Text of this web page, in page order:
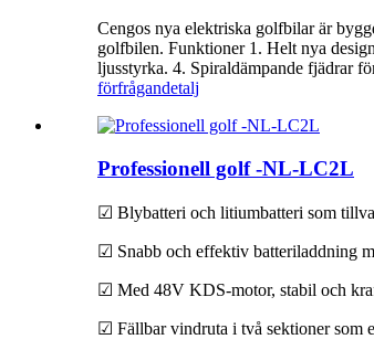
Cengos nya elektriska golfbilar är
golfbilen. Funktioner 1. Helt nya
ljusstyrka. 4. Spiraldämpande fjädrar
förfrågandetalj
Professionell golf -NL-LC2L
☑ Blybatteri och litiumbatteri som
☑ Snabb och effektiv batteriladdning
☑ Med 48V KDS-motor, stabil och
☑ Fällbar vindruta i två sektioner som